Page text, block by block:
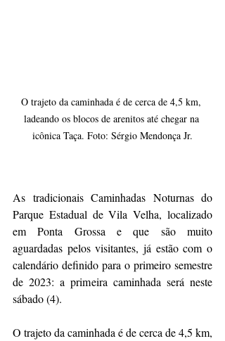
O trajeto da caminhada é de cerca de 4,5 km,
ladeando os blocos de arenitos até chegar na
icônica Taça. Foto: Sérgio Mendonça Jr.
As tradicionais Caminhadas Noturnas do
Parque Estadual de Vila Velha, localizado
em Ponta Grossa e que são muito
aguardadas pelos visitantes, já estão com o
calendário definido para o primeiro semestre
de 2023: a primeira caminhada será neste
sábado (4).
O trajeto da caminhada é de cerca de 4,5 km,